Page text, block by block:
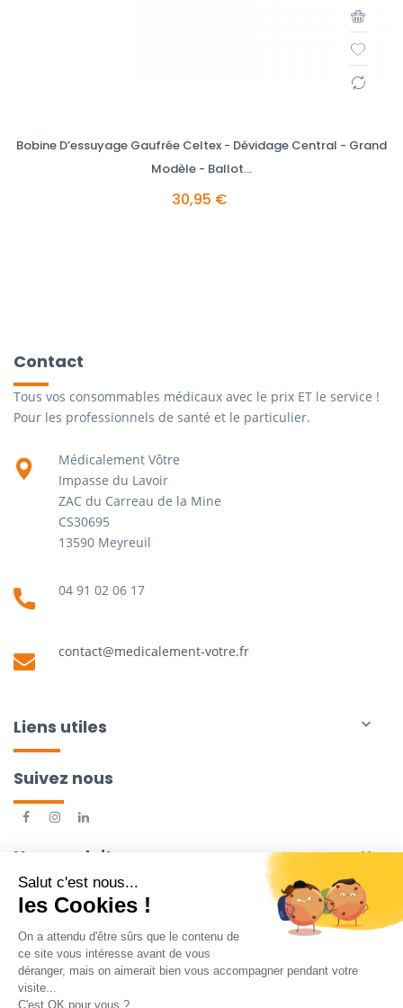
Bobine D’essuyage Gaufrée Celtex - Dévidage Central - Grand
Modèle - Ballot...
30,95 €
Contact
Tous vos consommables médicaux avec le prix ET le service !
Pour les professionnels de santé et le particulier.
Médicalement Vôtre
Impasse du Lavoir
ZAC du Carreau de la Mine
CS30695
13590 Meyreuil
04 91 02 06 17
contact@medicalement-votre.fr
Liens utiles 
Suivez nous
Nos produits 